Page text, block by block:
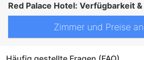
Red Palace Hotel: Verfügbarkeit
Zimmer und Preise